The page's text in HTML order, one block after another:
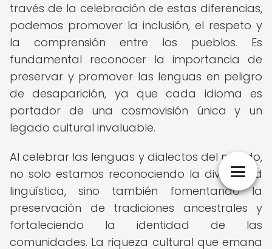
través de la celebración de estas diferencias,
podemos promover la inclusión, el respeto y
la comprensión entre los pueblos. Es
fundamental reconocer la importancia de
preservar y promover las lenguas en peligro
de desaparición, ya que cada idioma es
portador de una cosmovisión única y un
legado cultural invaluable.
Al celebrar las lenguas y dialectos del mundo,
no solo estamos reconociendo la diversidad
lingüística, sino también fomentando la
preservación de tradiciones ancestrales y
fortaleciendo la identidad de las
comunidades. La riqueza cultural que emana